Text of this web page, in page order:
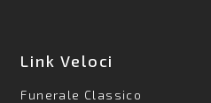
Link Veloci
Funerale Classico